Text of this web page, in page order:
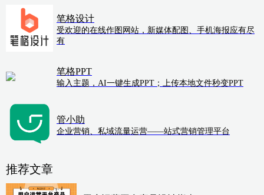
笔格设计
受欢迎的在线作图网站，新媒体配图、手机海报应有尽
有
笔格PPT
输入主题，AI一键生成PPT；上传本地文件秒变PPT
管小助
企业营销、私域流量运营——站式营销管理平台
推荐文章